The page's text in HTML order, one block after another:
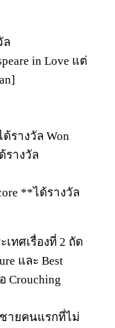
ล
in Love แต่
ด้รางวัล Won
รางวัล
**ได้รางวัล
ทศเรื่องที่ 2 ถัด
และ Best
Crouching
ชายคนแรกที่ไม่